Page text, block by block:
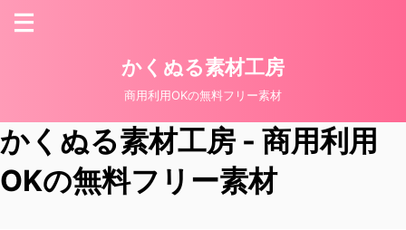
かくぬる素材工房
商用利用OKの無料フリー素材
かくぬる素材工房 - 商用利用
OKの無料フリー素材